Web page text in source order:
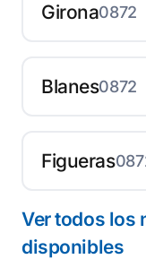
Girona0872
Blanes0872
Figueras
Ver todos los
disponibles